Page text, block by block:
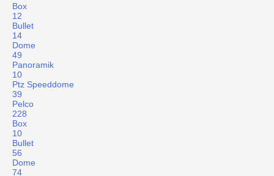
Box
12
Bullet
14
Dome
49
Panoramik
10
Ptz Speeddome
39
Pelco
228
Box
10
Bullet
56
Dome
74